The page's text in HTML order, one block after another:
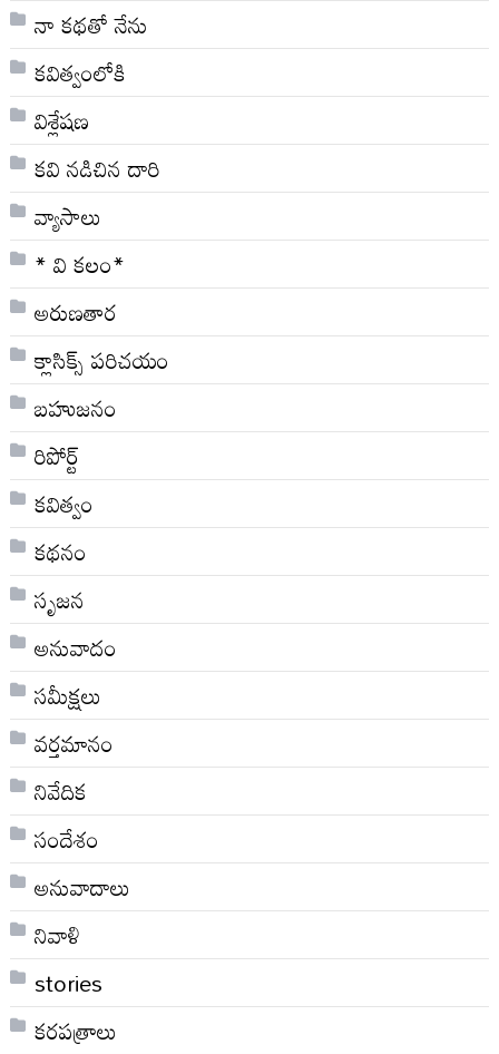
నా క‌థ‌తో నేను
కవిత్వంలోకి
విశ్లేషణ
కవి నడిచిన దారి
వ్యాసాలు
* వి క‌లం*
అరుణతార
క్లాసిక్స్ ప‌రిచ‌యం
బహుజనం
రిపోర్ట్
కవిత్వం
కథనం
సృజన
అనువాదం
సమీక్షలు
వర్తమానం
నివేదిక
సందేశం
అనువాదాలు
నివాళి
stories
కరపత్రాలు